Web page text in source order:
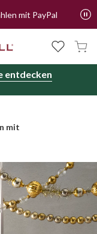
mit PayPal
entdecken
mit